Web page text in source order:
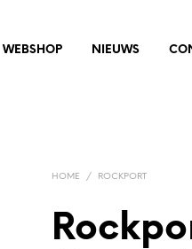
WEBSHOP NIEUWS
HOME / ROCKPORT